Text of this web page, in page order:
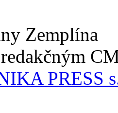
Zemplína
PRESS